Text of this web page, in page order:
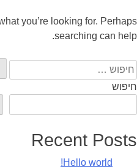
you’re looking for. Perhaps
searching can help.
חיפוש:
חיפוש
Recent Posts
Hello world!